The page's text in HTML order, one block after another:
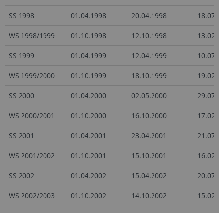
SS 1998 01.04.1998 20.04.1998
WS 1998/1999 01.10.1998 12.10.1998
SS 1999 01.04.1999 12.04.1999
WS 1999/2000 01.10.1999 18.10.1999
SS 2000 01.04.2000 02.05.2000
WS 2000/2001 01.10.2000 16.10.2000
SS 2001 01.04.2001 23.04.2001
WS 2001/2002 01.10.2001 15.10.2001
SS 2002 01.04.2002 15.04.2002
WS 2002/2003 01.10.2002 14.10.2002